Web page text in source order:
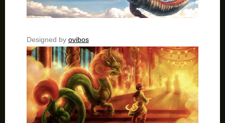
Designed by ovibos